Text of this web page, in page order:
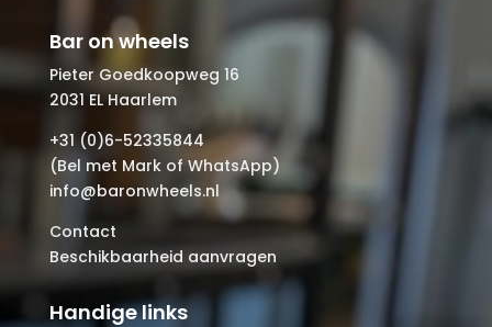
Bar on wheels
Pieter Goedkoopweg 16
2031 EL Haarlem
+31 (0)6-52335844
(Bel met Mark of WhatsApp)
info@baronwheels.nl
Contact
Beschikbaarheid aanvragen
Handige links